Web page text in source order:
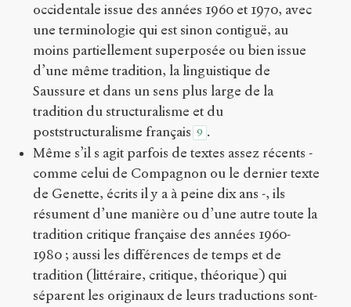
occidentale issue des années 1960 et 1970, avec
une terminologie qui est sinon contiguë, au
moins partiellement superposée ou bien issue
d’une même tradition, la linguistique de
Saussure et dans un sens plus large de la
tradition du structuralisme et du
poststructuralisme français 9 .
Même s’il s agit parfois de textes assez récents -
comme celui de Compagnon ou le dernier texte
de Genette, écrits il y a à peine dix ans -, ils
résument d’une manière ou d’une autre toute la
tradition critique française des années 1960-
1980 ; aussi les différences de temps et de
tradition (littéraire, critique, théorique) qui
séparent les originaux de leurs traductions sont-